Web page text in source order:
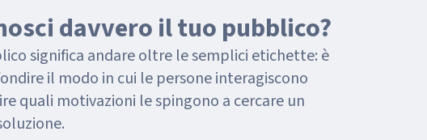
davvero il tuo pubblico?
significa andare oltre le semplici etichette: è
il modo in cui le persone interagiscono
quali motivazioni le spingono a cercare un